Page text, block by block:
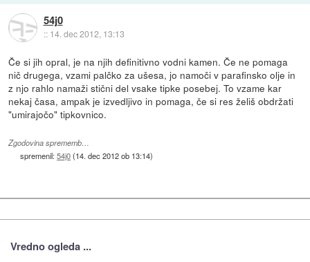
54j0
:: 14. dec 2012, 13:13
Če si jih opral, je na njih definitivno vodni kamen. Če ne pomaga
nič drugega, vzami palčko za ušesa, jo namoči v parafinsko olje in
z njo rahlo namaži stični del vsake tipke posebej. To vzame kar
nekaj časa, ampak je izvedljivo in pomaga, če si res želiš obdržati
"umirajočo" tipkovnico.
Zgodovina sprememb…
spremenil:54j0(14. dec 2012 ob 13:14)
Vredno ogleda ...